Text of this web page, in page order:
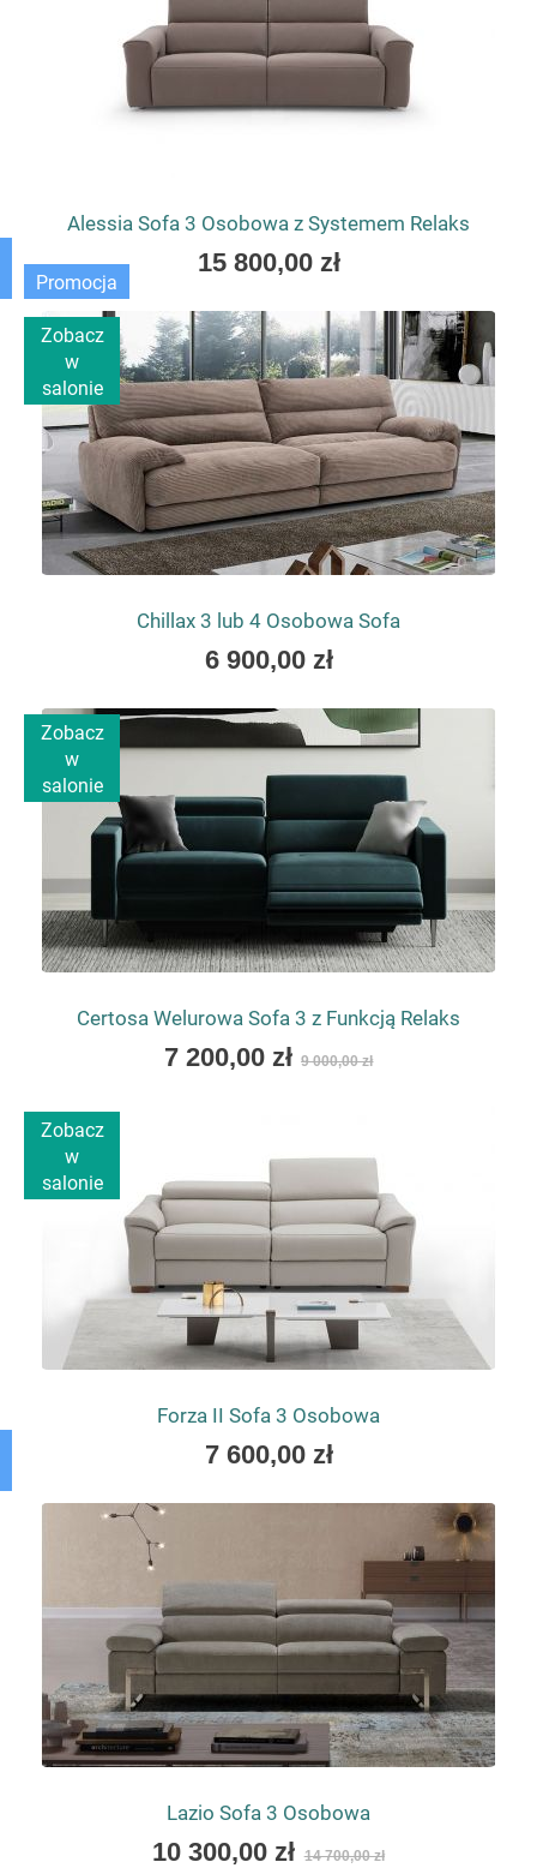
Alessia Sofa 3 Osobowa z Systemem Relaks
As
as
15 800,00 zł
Zobacz
w
salonie
Promocja
Chillax 3 lub 4 Osobowa Sofa
As
as
6 900,00 zł
Zobacz
w
salonie
Certosa Welurowa Sofa 3 z Funkcją Relaks
As
7 200,00 zł 9 000,00 zł
Zobacz
w
salonie
Forza II Sofa 3 Osobowa
As
as
7 600,00 zł
Lazio Sofa 3 Osobowa
As
10 300,00 zł 14 700,00 zł